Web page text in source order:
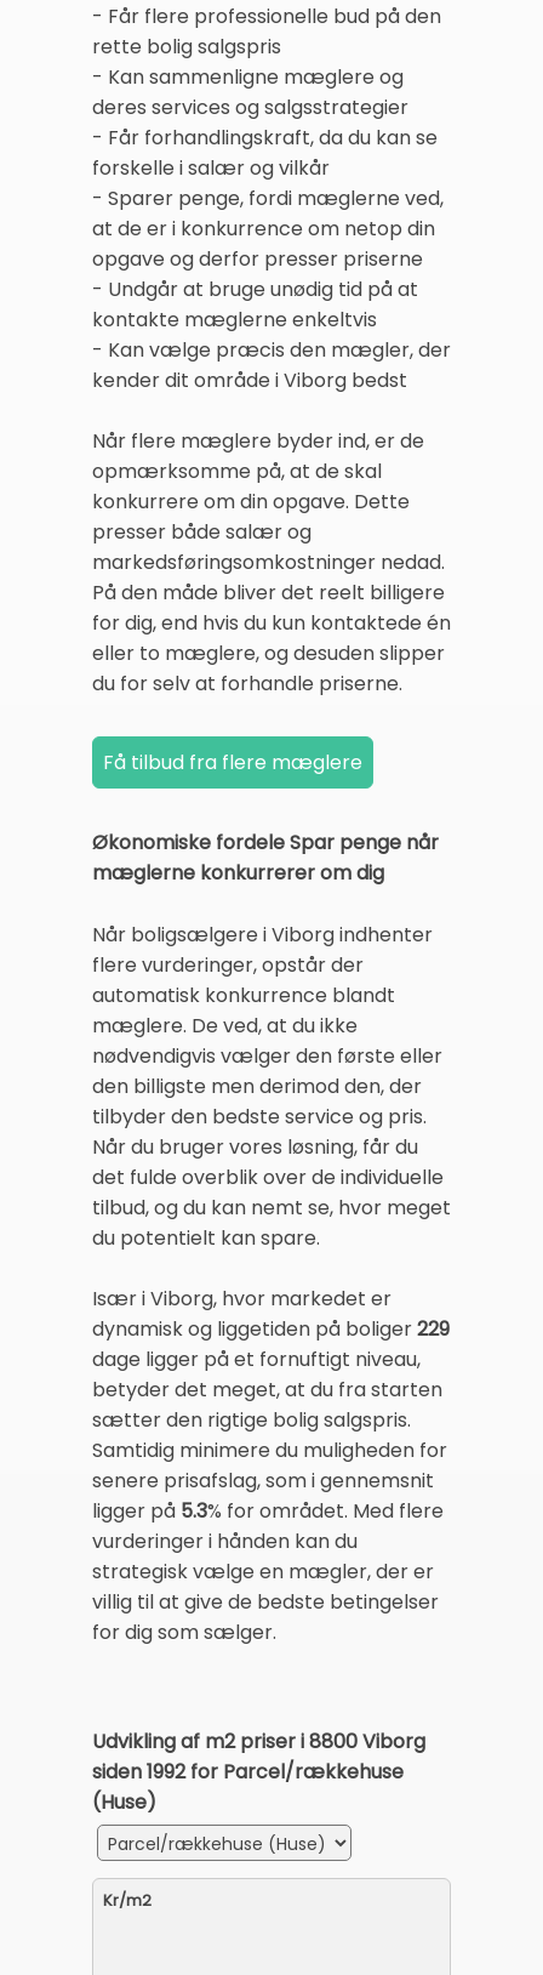
- Får flere professionelle bud på den
rette bolig salgspris
- Kan sammenligne mæglere og
deres services og salgsstrategier
- Får forhandlingskraft, da du kan se
forskelle i salær og vilkår
- Sparer penge, fordi mæglerne ved,
at de er i konkurrence om netop din
opgave og derfor presser priserne
- Undgår at bruge unødig tid på at
kontakte mæglerne enkeltvis
- Kan vælge præcis den mægler, der
kender dit område i Viborg bedst
Når flere mæglere byder ind, er de
opmærksomme på, at de skal
konkurrere om din opgave. Dette
presser både salær og
markedsføringsomkostninger nedad.
På den måde bliver det reelt billigere
for dig, end hvis du kun kontaktede én
eller to mæglere, og desuden slipper
du for selv at forhandle priserne.
Økonomiske fordele Spar penge når
mæglerne konkurrerer om dig
Når boligsælgere i Viborg indhenter
flere vurderinger, opstår der
automatisk konkurrence blandt
mæglere. De ved, at du ikke
nødvendigvis vælger den første eller
den billigste men derimod den, der
tilbyder den bedste service og pris.
Når du bruger vores løsning, får du
det fulde overblik over de individuelle
tilbud, og du kan nemt se, hvor meget
du potentielt kan spare.
Især i Viborg, hvor markedet er
dynamisk og liggetiden på boliger229
dage ligger på et fornuftigt niveau,
betyder det meget, at du fra starten
sætter den rigtige bolig salgspris.
Samtidig minimere du muligheden for
senere prisafslag, som i gennemsnit
ligger på 5.3% for området. Med flere
vurderinger i hånden kan du
strategisk vælge en mægler, der er
villig til at give de bedste betingelser
for dig som sælger.
Udvikling af m2 priser i 8800 Viborg
siden 1992 for Parcel/rækkehuse
(Huse)
Kr/m2